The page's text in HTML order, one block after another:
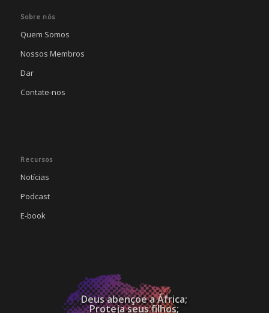
Sobre nós
Quem Somos
Nossos Membros
Dar
Contate-nos
Recursos
Notícias
Podcast
E-book
Deus abençoe a África;
Proteja seus filhos;